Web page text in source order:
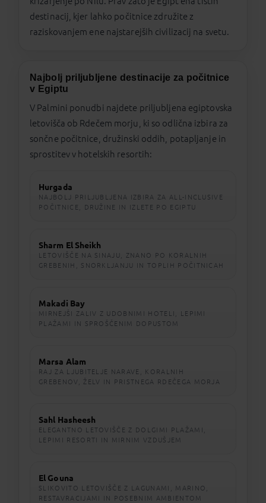
destinacij, kjer lahko počitnice združite z
raziskovanjem ene najstarejših civilizacij na svetu.
Najbolj priljubljene destinacije za počitnice
v Egiptu
V Palmini ponudbi najdete priljubljena egiptovska
letovišča ob Rdečem morju, ki so odlična izbira za
sončne počitnice, družinski oddih, potapljanje in
sprostitev v hotelskih resortih:
Hurgada
NAJBOLJ PRILJUBLJENA IZBIRA ZA ALL-INCLUSIVE
POČITNICE, DRUŽINE IN IZLETE PO EGIPTU
Sharm El Sheikh
LETOVIŠČE NA SINAJU, ZNANO PO KORALNIH
GREBENIH, SNORKLJANJU IN TOPLIH POČITNICAH
Makadi Bay
MIRNEJŠI ZALIV Z UDOBNIMI HOTELI, LEPIMI
PLAŽAMI IN SPROŠČENIM DOPUSTOM
Marsa Alam
RAJ ZA LJUBITELJE NARAVE, KORALNIH
GREBENOV, ŽELV IN PRISTNEGA RDEČEGA MORJA
Sahl Hasheesh
ELEGANTNO LETOVIŠČE Z DOLGIMI PLAŽAMI,
LEPIMI RESORTI IN MIRNIM VZDUŠJEM
El Gouna
SLIKOVITO LETOVIŠČE Z LAGUNAMI, MARINO,
RESTAVRACIJAMI IN POSEBNIM AMBIENTOM